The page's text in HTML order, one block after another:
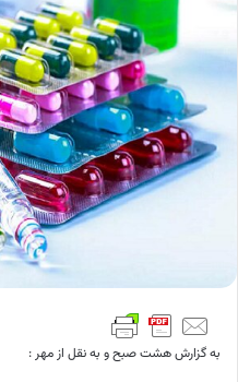
به گزارش هشت صبح و به نقل از مهر :